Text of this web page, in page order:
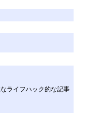
ライフハック的な記事